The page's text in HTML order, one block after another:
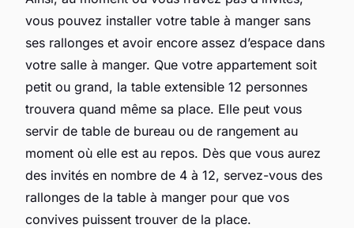
vous pouvez installer votre table à manger sans
ses rallonges et avoir encore assez d’espace dans
votre salle à manger. Que votre appartement soit
petit ou grand, la table extensible 12 personnes
trouvera quand même sa place. Elle peut vous
servir de table de bureau ou de rangement au
moment où elle est au repos. Dès que vous aurez
des invités en nombre de 4 à 12, servez-vous des
rallonges de la table à manger pour que vos
convives puissent trouver de la place.